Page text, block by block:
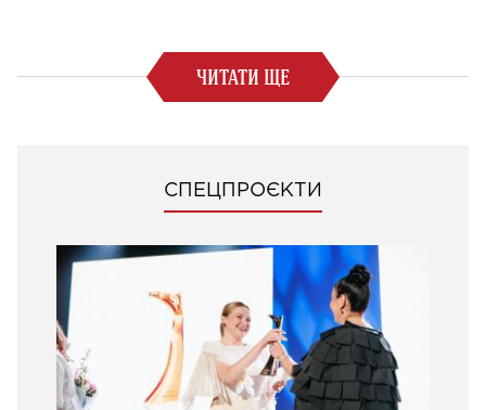
ЧИТАТИ ЩЕ
СПЕЦПРОЄКТИ